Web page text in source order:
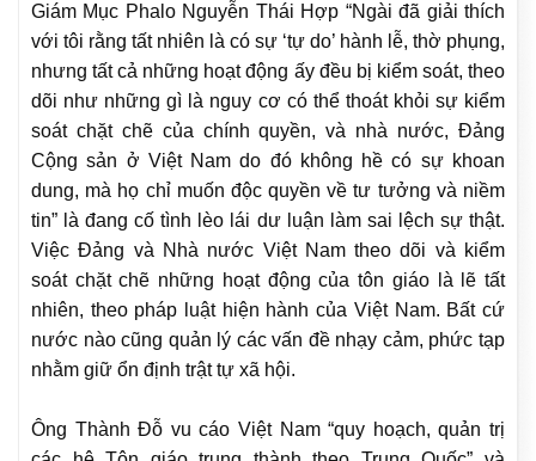
Giám Mục Phalo Nguyễn Thái Hợp “Ngài đã giải thích
với tôi rằng tất nhiên là có sự ‘tự do’ hành lễ, thờ phụng,
nhưng tất cả những hoạt động ấy đều bị kiểm soát, theo
dõi như những gì là nguy cơ có thể thoát khỏi sự kiểm
soát chặt chẽ của chính quyền, và nhà nước, Đảng
Cộng sản ở Việt Nam do đó không hề có sự khoan
dung, mà họ chỉ muốn độc quyền về tư tưởng và niềm
tin” là đang cố tình lèo lái dư luận làm sai lệch sự thật.
Việc Đảng và Nhà nước Việt Nam theo dõi và kiểm
soát chặt chẽ những hoạt động của tôn giáo là lẽ tất
nhiên, theo pháp luật hiện hành của Việt Nam. Bất cứ
nước nào cũng quản lý các vấn đề nhạy cảm, phức tạp
nhằm giữ ổn định trật tự xã hội.
Ông Thành Đỗ vu cáo Việt Nam “quy hoạch, quản trị